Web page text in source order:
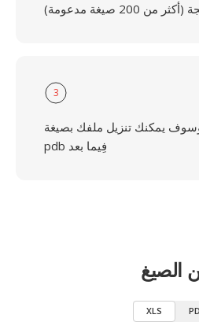
من 200 صيغة مدعومة)
3
يمكنك تنزيل ملفك بصيغة
pdb فِيما بعد
الصيغ
XLS